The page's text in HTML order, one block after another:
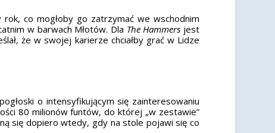
co mogłoby go zatrzymać we wschodnim
w barwach Młotów. Dla The Hammers jest
że w swojej karierze chciałby grać w Lidze
o intensyfikującym się zainteresowaniu
80 milionów funtów, do której „w zestawie”
się dopiero wtedy, gdy na stole pojawi się co